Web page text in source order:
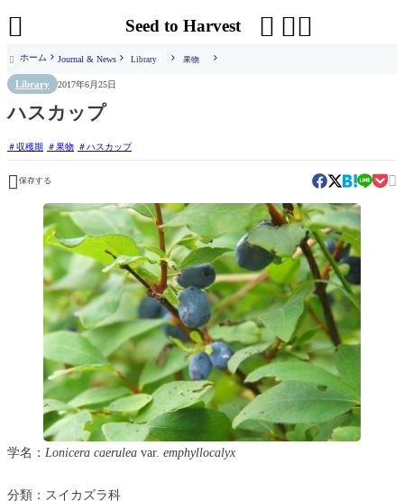
Seed to Harvest  

 ホーム Journal & News Library 果物
Library 2017年6月25日
ハスカップ
収穫期 果物 ハスカップ
 保存する 
学名： Lonicera caerulea var. emphyllocalyx
分類：スイカズラ科